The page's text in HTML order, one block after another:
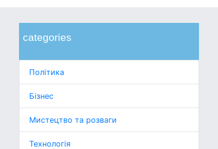
categories
Політика
Бізнес
Мистецтво та розваги
Технологія